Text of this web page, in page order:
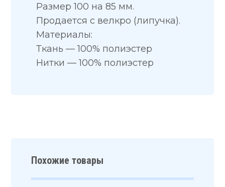
Размер 100 на 85 мм.
Продается с велкро (липучка).
Материалы:
Ткань — 100% полиэстер
Нитки — 100% полиэстер
Похожие товары